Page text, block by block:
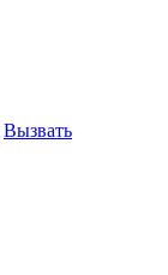
Вызвать